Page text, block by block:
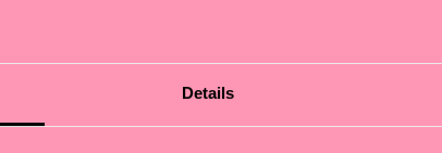
Details